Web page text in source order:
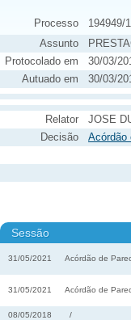
Processo
194949/
Assunto
Protocolado em
30/03/
Autuado em
30/03/
Relator
JOSE
Decisão
Acórdão
Sessão
31/05/2021 Acórdão de
31/05/2021 Acórdão de
08/05/2018 /